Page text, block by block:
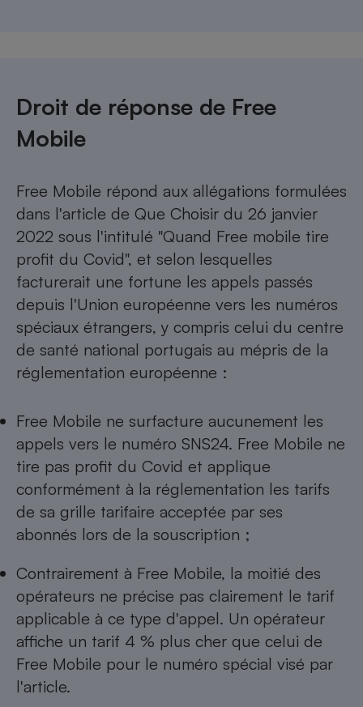
Droit de réponse de Free
Mobile
Free Mobile répond aux allégations formulées
dans l'article de Que Choisir du 26 janvier
2022 sous l'intitulé "Quand Free mobile tire
profit du Covid", et selon lesquelles
facturerait une fortune les appels passés
depuis l'Union européenne vers les numéros
spéciaux étrangers, y compris celui du centre
de santé national portugais au mépris de la
réglementation européenne :
Free Mobile ne surfacture aucunement les
appels vers le numéro SNS24. Free Mo­bile ne
tire pas profit du Covid et applique
conformément à la réglementation les tarifs
de sa grille tarifaire acceptée par ses
abonnés lors de la souscription ;
Contrairement à Free Mobile, la moitié des
opérateurs ne précise pas clairement le tarif
applicable à ce type d'appel. Un opérateur
affiche un tarif 4 % plus cher que celui de
Free Mobile pour le numéro spécial visé par
l'article.